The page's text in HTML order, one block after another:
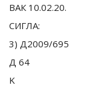
ВАК 10.02.20.
СИГЛА:
3) Д2009/695
Д 64
K